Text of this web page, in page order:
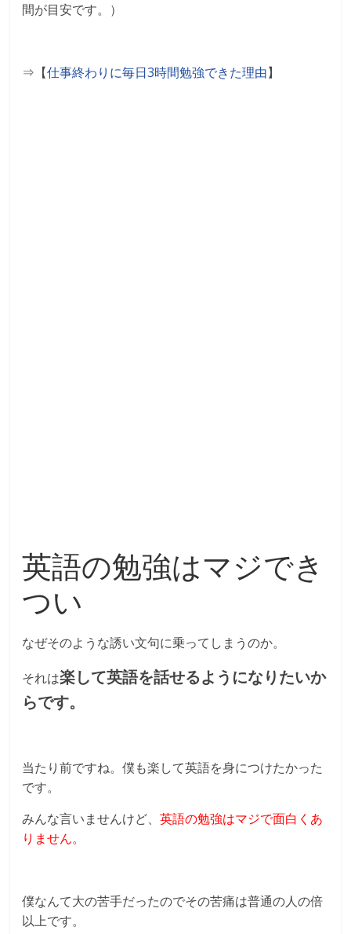
間が目安です。）
⇒【仕事終わりに毎日3時間勉強できた理由】
英語の勉強はマジでき
つい
なぜそのような誘い文句に乗ってしまうのか。
それは楽して英語を話せるようになりたいか
らです。
当たり前ですね。僕も楽して英語を身につけたかった
です。
みんな言いませんけど、英語の勉強はマジで面白くあ
りません。
僕なんて大の苦手だったのでその苦痛は普通の人の倍
以上です。